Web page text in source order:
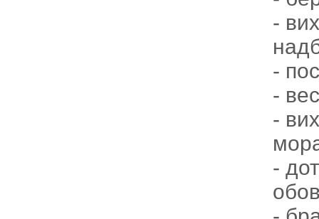
-
-
-
-
-